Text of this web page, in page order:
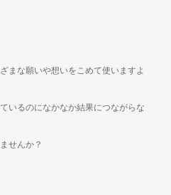
まな願いや想いをこめて使いますよ
いるのになかなか結果につながらな
せんか？